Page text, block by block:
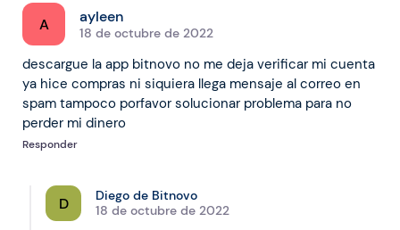
A ayleen
18 de octubre de 2022
descargue la app bitnovo no me deja verificar mi cuenta
ya hice compras ni siquiera llega mensaje al correo en
spam tampoco porfavor solucionar problema para no
perder mi dinero
Responder
D
Diego de Bitnovo
18 de octubre de 2022